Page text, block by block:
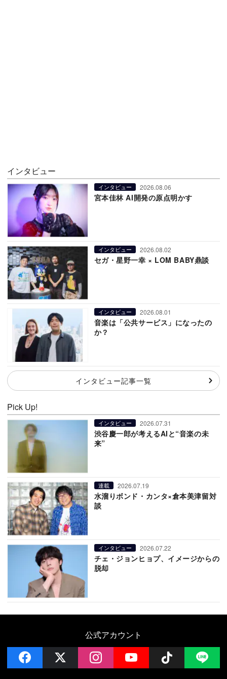
インタビュー
インタビュー 2026.08.06
宮本佳林 AI開発の原点明かす
インタビュー 2026.08.02
セガ・星野一幸 × LOM BABY鼎談
インタビュー 2026.08.01
音楽は「公共サービス」になったの
か？
インタビュー記事一覧
Pick Up!
インタビュー 2026.07.31
渋谷慶一郎が考えるAIと“音楽の未
来”
連載 2026.07.19
水溜りボンド・カンタ×倉本美津留対
談
インタビュー 2026.07.22
チェ・ジョンヒョプ、イメージからの
脱却
公式アカウント
facebook instagramYouTube Follow